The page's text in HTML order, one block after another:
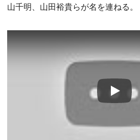
山千明、山田裕貴らが名を連ねる。
Play